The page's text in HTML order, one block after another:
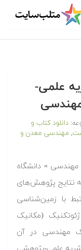
علمی-
دانلود کتاب و
, مهندسی معدن و
» دانشگاه
نتایج پژوهش‌های
با زمین‌شناسی
(مکانیک
مهندسی در آن